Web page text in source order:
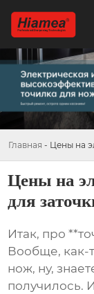
Главная - Цены на
Цены на
для
Итак, про
Вообще, как-
нож, ну,
получилось.